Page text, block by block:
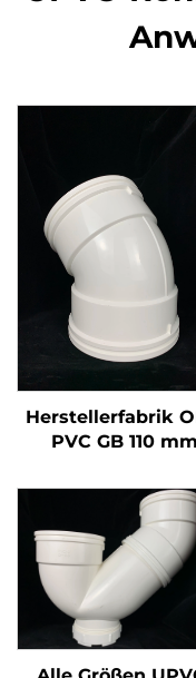
Herstellerfabrik
PVC GB 110 mm
Flaschenhals-T-
UPVC-
45 Grad Winkel